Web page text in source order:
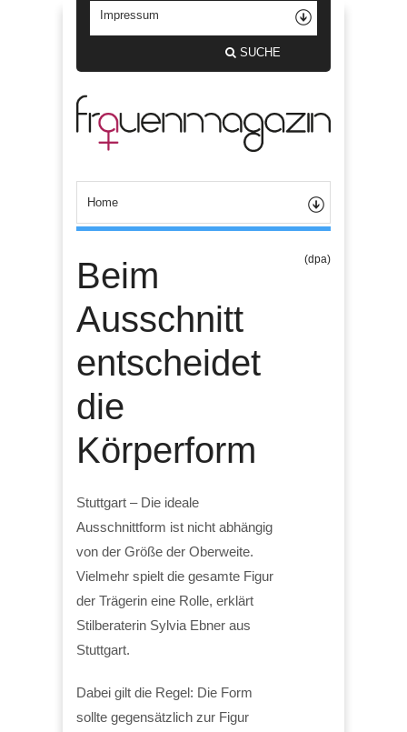
SUCHE
Beim
Ausschnitt
entscheidet
die
Körperform
(dpa)
Stuttgart – Die ideale
Ausschnittform ist nicht abhängig
von der Größe der Oberweite.
Vielmehr spielt die gesamte Figur
der Trägerin eine Rolle, erklärt
Stilberaterin Sylvia Ebner aus
Stuttgart.
Dabei gilt die Regel: Die Form
sollte gegensätzlich zur Figur